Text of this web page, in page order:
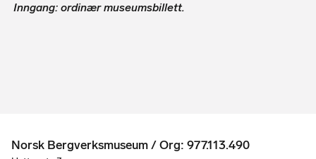
Inngang: ordinær museumsbillett.
Norsk Bergverksmuseum / Org: 977.113.490